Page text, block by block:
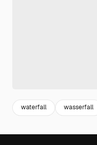
waterfall wasserfall